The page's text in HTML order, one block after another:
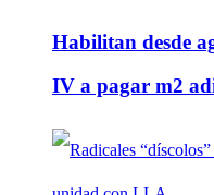
Habilitan desde
IV a pagar m2